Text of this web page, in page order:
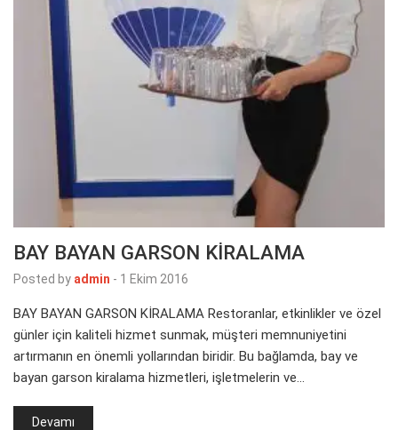
BAY BAYAN GARSON KİRALAMA
Posted by admin - 1 Ekim 2016
BAY BAYAN GARSON KİRALAMA Restoranlar, etkinlikler ve özel
günler için kaliteli hizmet sunmak, müşteri memnuniyetini
artırmanın en önemli yollarından biridir. Bu bağlamda, bay ve
bayan garson kiralama hizmetleri, işletmelerin ve…
Devamı